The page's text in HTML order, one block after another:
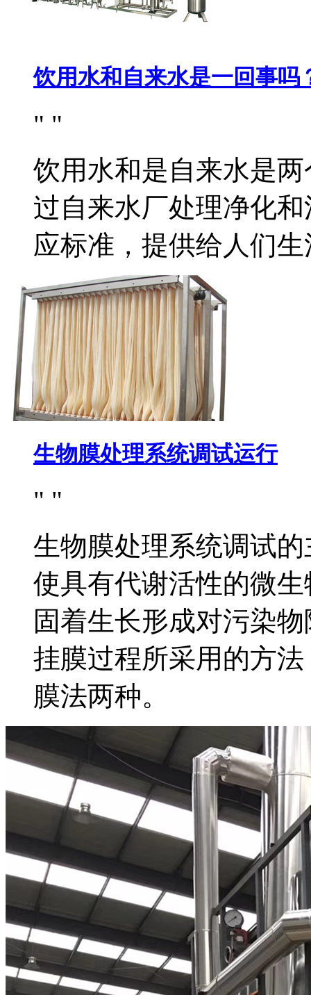
饮用水和自来水是一回事吗
饮用水和是自来水是
过自来水厂处理净化
应标准，提供给人们
生物膜处理系统调试运行
生物膜处理系统调试
使具有代谢活性的微
固着生长形成对污染
挂膜过程所采用的方
膜法两种。